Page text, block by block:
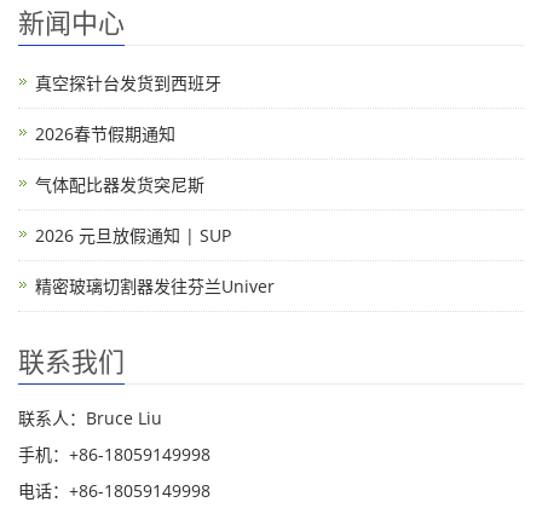
新闻中心
真空探针台发货到西班牙
2026春节假期通知
气体配比器发货突尼斯
2026 元旦放假通知 | SUP
精密玻璃切割器发往芬兰Univer
联系我们
联系人：Bruce Liu
手机：+86-18059149998
电话：+86-18059149998